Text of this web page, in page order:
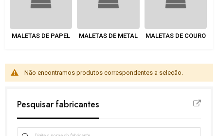
MALETAS DE PAPEL MALETAS DE METAL MALETAS DE COURO
Não encontramos produtos correspondentes a seleção.
Pesquisar fabricantes